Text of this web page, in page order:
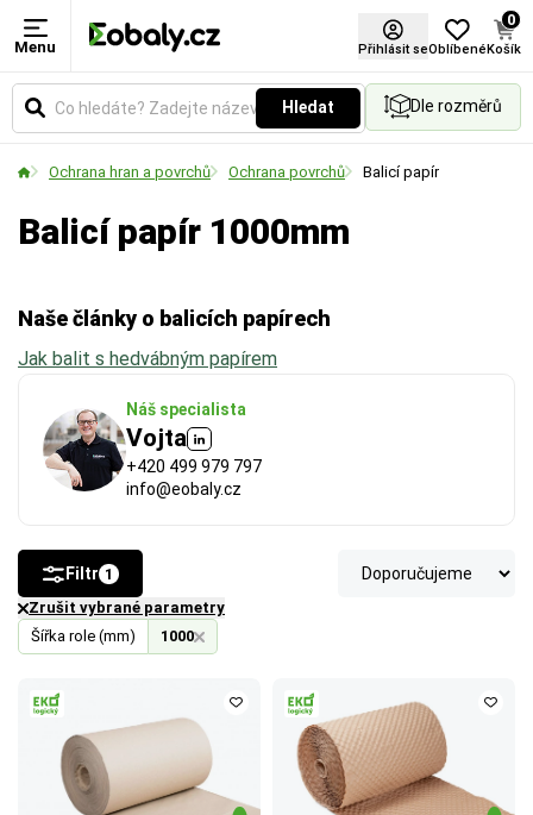
Menu Přihlásit seOblíbené
0
Košík
Hledat Dle rozměrů
Ochrana hran a povrchů Ochrana povrchů Balicí papír
Balicí papír 1000mm
Náš specialista
Vojta
+420 499 979 797
info@eobaly.cz
Naše články o balicích papírech
Jak balit s hedvábným papírem
Šířka role (mm) 1000
Zrušit vybrané parametry
Filtr 1
Šířka role (mm)
Udává celkovou šířku role v milimetrech. Vyberte si
palet.
Návin (m)
Udává celkovou délku materiálu namotaného na
Certifikace FSC®
FSC®
(Forest Stewardship Council) zaručuje, že